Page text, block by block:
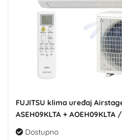
FUJITSU klima uređaj
ASEH09KLTA + AOEH09KLTA
Dostupno